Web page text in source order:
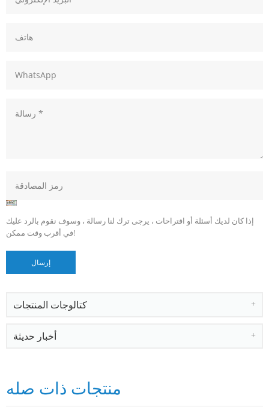
إذا كان لديك أسئلة أو اقتراحات ، يرجى ترك لنا رسالة ، وسوف نقوم بالرد عليك
في أقرب وقت ممكن!
كتالوجات المنتجات
أخبار حديثة
منتجات ذات صله